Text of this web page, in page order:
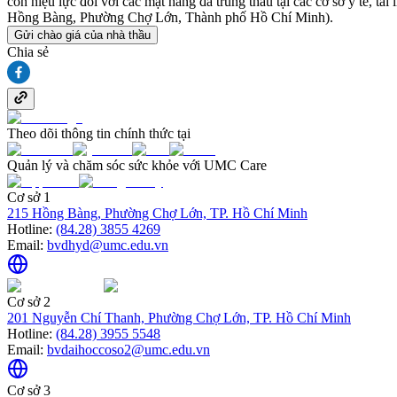
Hồng Bàng, Phường Chợ Lớn, Thành phố Hồ Chí Minh).
Gửi chào giá của nhà thầu
Chia sẻ
Theo dõi thông tin chính thức tại
Quản lý và chăm sóc sức khỏe với UMC Care
Cơ sở 1
215 Hồng Bàng, Phường Chợ Lớn, TP. Hồ Chí Minh
Hotline: (84.28) 3855 4269
Email: bvdhyd@umc.edu.vn
Cơ sở 2
201 Nguyễn Chí Thanh, Phường Chợ Lớn, TP. Hồ Chí Minh
Hotline: (84.28) 3955 5548
Email: bvdaihoccoso2@umc.edu.vn
Cơ sở 3